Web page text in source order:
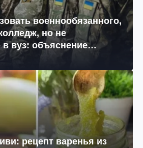
военнообязанного,
но не
в вуз: объяснение
рецепт варенья из